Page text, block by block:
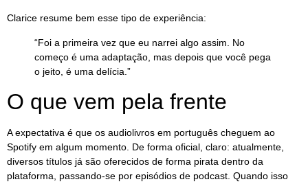
Clarice resume bem esse tipo de experiência:
“Foi a primeira vez que eu narrei algo assim. No
começo é uma adaptação, mas depois que você pega
o jeito, é uma delícia.”
O que vem pela frente
A expectativa é que os audiolivros em português cheguem ao
Spotify em algum momento. De forma oficial, claro: atualmente,
diversos títulos já são oferecidos de forma pirata dentro da
plataforma, passando-se por episódios de podcast. Quando isso